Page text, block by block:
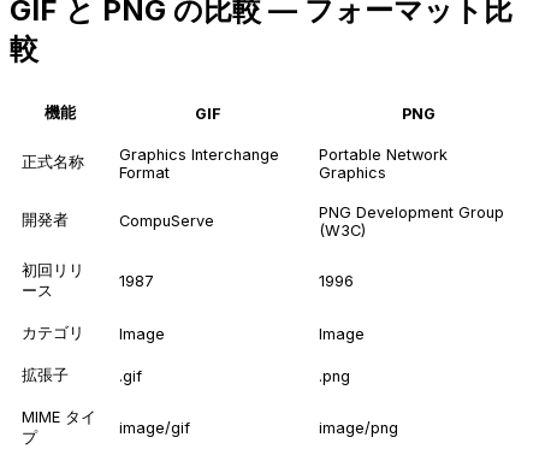
GIF と PNG の比較 — フォーマット比
較
機能 GIF PNG
正式名称
Graphics Interchange
Format
Portable Network
Graphics
開発者 CompuServe
PNG Development Group
(W3C)
初回リリ
ース
1987 1996
カテゴリ Image Image
拡張子 .gif .png
MIME タイ
プ
image/gif image/png